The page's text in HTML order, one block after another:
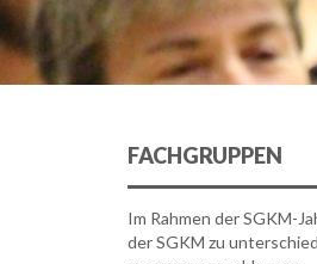
FACHGRUPPEN
Im Rahmen der SGKM-
der SGKM zu